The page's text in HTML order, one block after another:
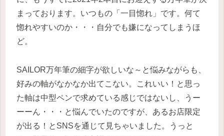
まっております。いつもの「一目惚れ」です。何て
惚れやすいのか・・・自分でも嫌になってしまうほ
ど。
SAILOR万年筆の細字が欲しいな～と悩みながらも、
好みの軸がなかなか出てこない。これいい！と思っ
た軸は中型ペンで求めている感じではないし、うー
ーーん・・・と悩んでいたのですが、あるお店限定
が出る！とSNSを通じて見ちゃいました。うっと